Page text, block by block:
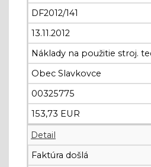
DF2012/141
13.11.2012
Náklady na použitie stroj.
Obec Slavkovce
00325775
153,73 EUR
Detail
Faktúra došlá